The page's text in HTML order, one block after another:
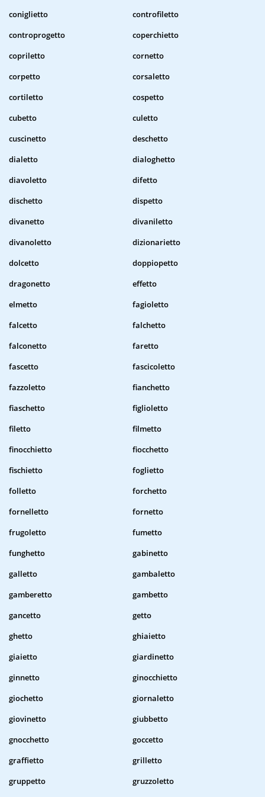
coniglietto
controfiletto
controprogetto
coperchietto
copriletto
cornetto
corpetto
corsaletto
cortiletto
cospetto
cubetto
culetto
cuscinetto
deschetto
dialetto
dialoghetto
diavoletto
difetto
dischetto
dispetto
divanetto
divaniletto
divanoletto
dizionarietto
dolcetto
doppiopetto
dragonetto
effetto
elmetto
fagioletto
falcetto
falchetto
falconetto
faretto
fascetto
fascicoletto
fazzoletto
fianchetto
fiaschetto
figlioletto
filetto
filmetto
finocchietto
fiocchetto
fischietto
foglietto
folletto
forchetto
fornelletto
fornetto
frugoletto
fumetto
funghetto
gabinetto
galletto
gambaletto
gamberetto
gambetto
gancetto
getto
ghetto
ghiaietto
giaietto
giardinetto
ginnetto
ginocchietto
giochetto
giornaletto
giovinetto
giubbetto
gnocchetto
goccetto
graffietto
grilletto
gruppetto
gruzzoletto